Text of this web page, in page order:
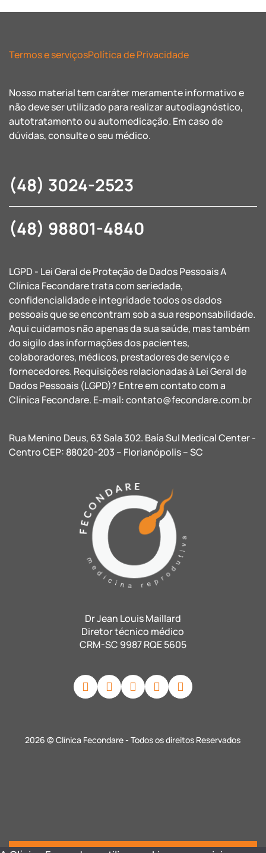
Termos e serviçosPolítica de Privacidade
Nosso material tem caráter meramente informativo e
não deve ser utilizado para realizar autodiagnóstico,
autotratamento ou automedicação. Em caso de
dúvidas, consulte o seu médico.
(48) 3024-2523
(48) 98801-4840
LGPD - Lei Geral de Proteção de Dados Pessoais A
Clínica Fecondare trata com seriedade,
confidencialidade e integridade todos os dados
pessoais que se encontram sob a sua responsabilidade.
Aqui cuidamos não apenas da sua saúde, mas também
do sigilo das informações dos pacientes,
colaboradores, médicos, prestadores de serviço e
fornecedores. Requisições relacionadas à Lei Geral de
Dados Pessoais (LGPD)? Entre em contato com a
Clínica Fecondare. E-mail:contato@fecondare.com.br
Rua Menino Deus, 63 Sala 302. Baía Sul Medical Center -
Centro CEP: 88020-203 – Florianópolis – SC
Dr Jean Louis Maillard
Diretor técnico médico
CRM-SC 9987 RQE 5605
2026 © Clínica Fecondare - Todos os direitos Reservados